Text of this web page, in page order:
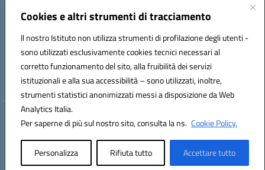
Cookies e altri strumenti di tracciamento
Il nostro Istituto non utilizza strumenti di profilazione degli utenti -
sono utilizzati esclusivamente cookies tecnici necessari al
corretto funzionamento del sito, alla fruibilità dei servizi
istituzionali e alla sua accessibilità – sono utilizzati, inoltre,
strumenti statistici anonimizzati messi a disposizione da Web
Analytics Italia.
Per saperne di più sul nostro sito, consulta la ns. Cookie Policy.
Personalizza Rifiuta tutto Accettare tutto
Posta elettronica certificata (PEC):paic88700d@pec.istruzione.it
Codice fiscale: 80025710825
Codice meccanografico:PAIC88700D
Codice Indice delle Pubbliche Amministrazioni (IPA): istsc_paic88700d
Codice unico di fatturazione (CUF): UF7LHF
Hosting & Powered by 3D Solution S.r.l.
Concept & Design by Designers Italia